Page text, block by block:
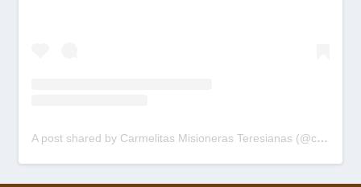
A post shared by Carmelitas Misioneras Teresianas (@cmtpalau)